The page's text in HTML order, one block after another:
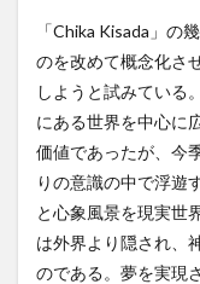
「Chika Kisada」の
のを改めて概念化さ
しようと試みている
にある世界を中心に
価値であったが、今
りの意識の中で浮遊
と心象風景を現実世
は外界より隠され、
のである。夢を実現